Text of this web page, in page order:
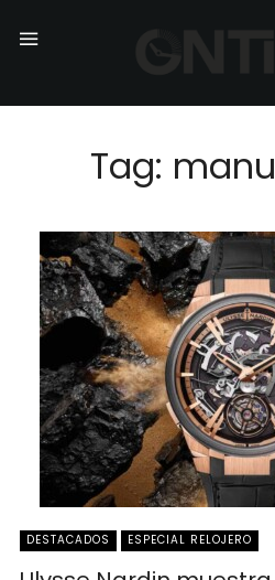
Tag:
DESTACADOS ESPECIAL RELOJERO